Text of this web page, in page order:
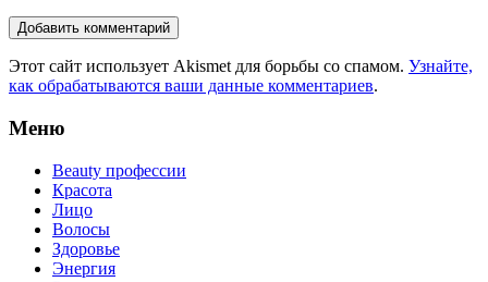
Этот сайт использует Akismet для борьбы со спамом. Узнайте,
как обрабатываются ваши данные комментариев.
Меню
Beauty профессии
Красота
Лицо
Волосы
Здоровье
Энергия